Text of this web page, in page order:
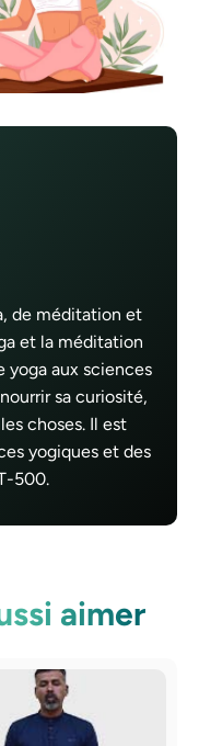
de méditation et
et la méditation
yoga aux sciences
sa curiosité,
choses. Il est
yogiques et des
500.
aimer